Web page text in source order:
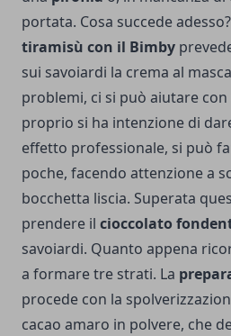
portata. Cosa succede
tiramisù con il Bimby
sui savoiardi la crema al
problemi, ci si può aiutare con
proprio si ha intenzione di
effetto professionale, si può
poche, facendo attenzione a
bocchetta liscia. Superata
prendere il cioccolato
savoiardi. Quanto appena
a formare tre strati. La
procede con la
cacao amaro in polvere, che